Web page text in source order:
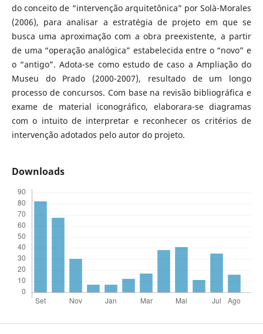
do conceito de “intervenção arquitetônica” por Solà-Morales
(2006), para analisar a estratégia de projeto em que se
busca uma aproximação com a obra preexistente, a partir
de uma “operação analógica” estabelecida entre o “novo” e
o “antigo”. Adota-se como estudo de caso a Ampliação do
Museu do Prado (2000-2007), resultado de um longo
processo de concursos. Com base na revisão bibliográfica e
exame de material iconográfico, elaborara-se diagramas
com o intuito de interpretar e reconhecer os critérios de
intervenção adotados pelo autor do projeto.
Downloads